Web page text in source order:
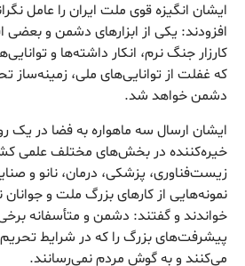
ایشان انگیزه قوی ملت ایران را عامل
افزودند: یکی از ابزارهای دشمن و بعضی
کارزار جنگ نرم، انکار داشته‌ها و
که غفلت از توانایی‌های ملی، زمینه‌ساز
دشمن خواهد شد.
ایشان ارسال سه ماهواره به فضا در یک
خیره‌کننده در بخش‌های مختلف علمی
زیست‌فناوری، پزشکی، درمان، نانو و
نمونه‌هایی از کارهای بزرگ ملت و جوانان
خواندند و گفتند: دشمن و متأسفانه
پیشرفت‌های بزرگ را که در شرایط
می‌کنند و به گوش مردم نمی‌رسانند.